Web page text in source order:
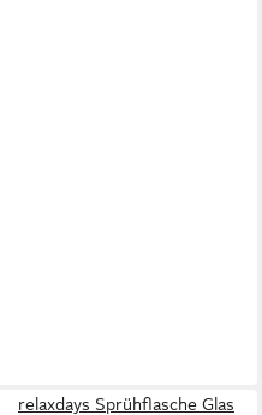
relaxdays Sprühflasche Glas